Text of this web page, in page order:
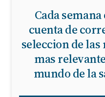
Cada
cuenta de
seleccion de las
mas
mundo de la